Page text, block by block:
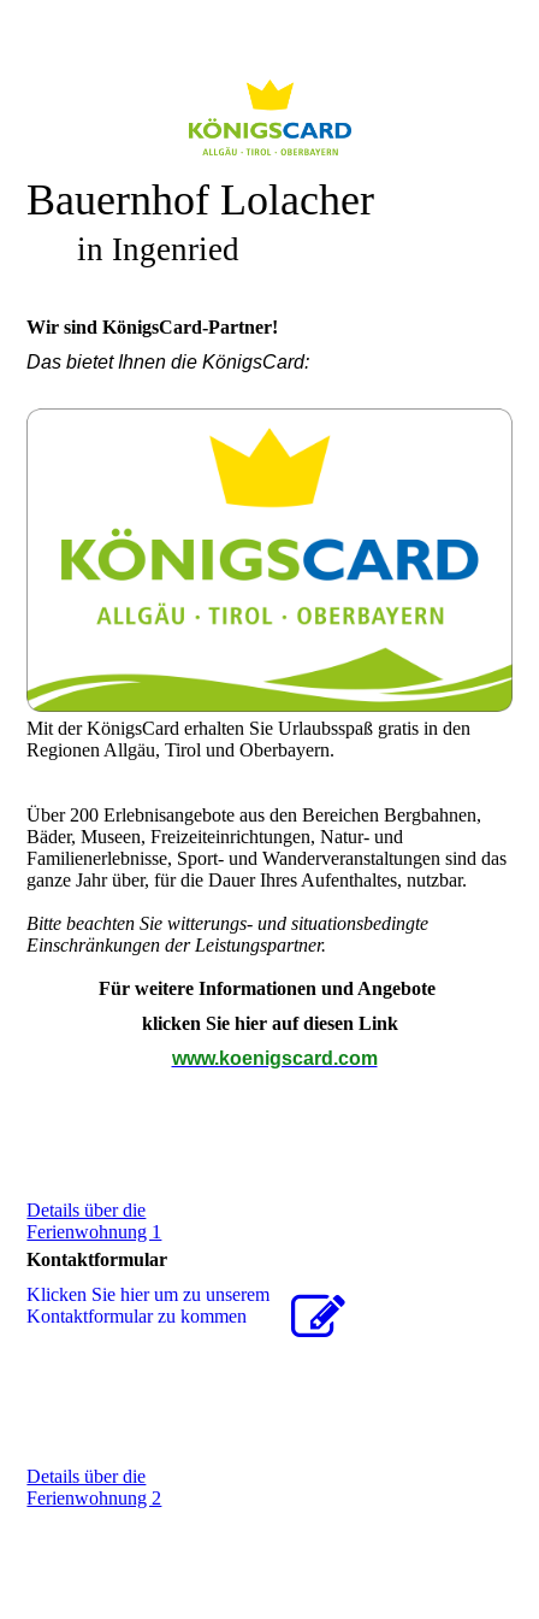
Bauernhof Lolacher
in Ingenried
Wir sind KönigsCard-Partner!
Das bietet Ihnen die KönigsCard:
Mit der KönigsCard erhalten Sie Urlaubsspaß gratis in den
Regionen Allgäu, Tirol und Oberbayern.
Über 200 Erlebnisangebote aus den Bereichen Bergbahnen,
Bäder, Museen, Freizeiteinrichtungen, Natur- und
Familienerlebnisse, Sport- und Wanderveranstaltungen sind das
ganze Jahr über, für die Dauer Ihres Aufenthaltes, nutzbar.
Bitte beachten Sie witterungs- und situationsbedingte
Einschränkungen der Leistungspartner.
Für weitere Informationen und Angebote
klicken Sie hier auf diesen Link
www.koenigscard.com
Details über die
Ferienwohnung 1
Kontaktformular
Klicken Sie hier um zu unserem
Kon­takt­for­mu­lar zu kommen
Details über die
Ferienwohnung 2